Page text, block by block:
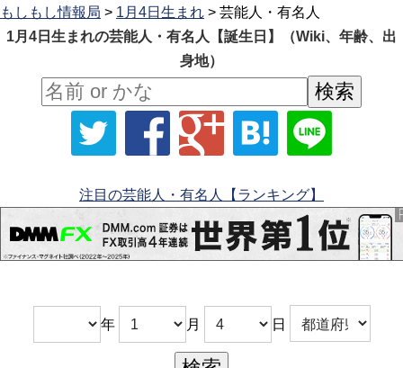
もしもし情報局 > 1月4日生まれ > 芸能人・有名人
1月4日生まれの芸能人・有名人【誕生日】（Wiki、年齢、出
身地）
注目の芸能人・有名人【ランキング】
年 月 日